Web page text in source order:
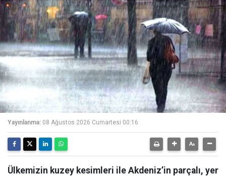
Yayınlanma: 08 Ağustos 2026 Cumartesi 00:16
Ülkemizin kuzey kesimleri ile Akdeniz’in parçalı, yer